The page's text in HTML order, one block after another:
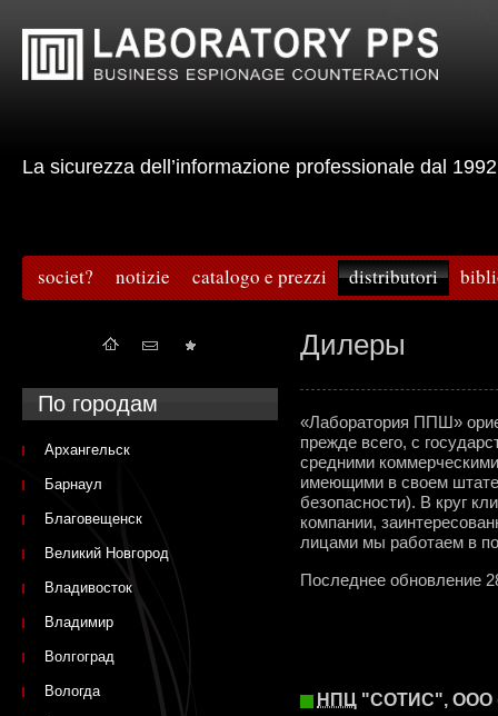
La sicurezza dell’informazione professionale dal
societ? notizie catalogo e prezzi distributori
Дилеры
«Лаборатория ППШ»
прежде всего, с
средними
имеющими в своем
безопасности). В круг
компании,
лицами мы работаем в
Последнее обновление
НПЦ "СОТИС", ООО
По городам
Архангельск
Барнаул
Благовещенск
Великий Новгород
Владивосток
Владимир
Волгоград
Вологда